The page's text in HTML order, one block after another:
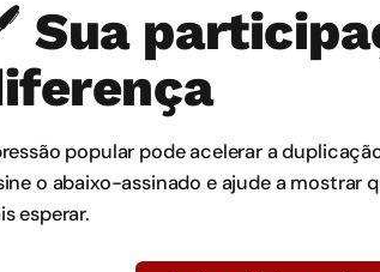
Sua
popular pode acelerar a
o abaixo-assinado e ajude a mostrar
esperar.